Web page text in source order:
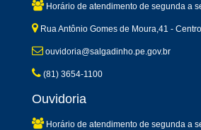
Horário de atendimento de segunda a
Rua Antônio Gomes de Moura,41 -
ouvidoria@salgadinho.pe.gov.br
(81) 3654-1100
Ouvidoria
Horário de atendimento de segunda a